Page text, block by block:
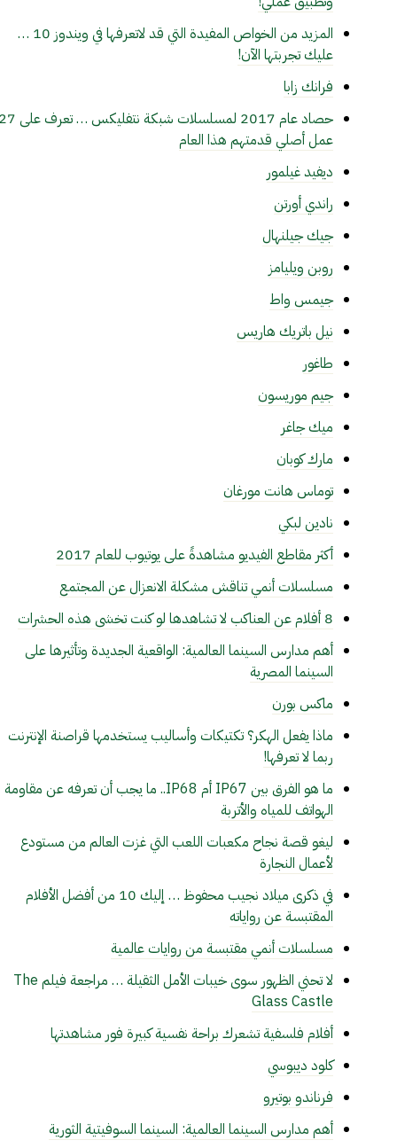
المزيد من الخواص المفيدة التي قد لاتعرفها في ويندوز 10 …
عليك تجربتها الآن!
فرانك زابا
حصاد عام 2017 لمسلسلات شبكة
عمل أصلي قدمتهم هذا العام
ديفيد غيلمور
راندي أورتن
جيك جيلنهال
روبن ويليامز
جيمس واط
نيل باتريك هاريس
طاغور
جيم موريسون
ميك جاغر
مارك كوبان
توماس هانت مورغان
نادين لبكي
أكثر مقاطع الفيديو مشاهدةً على يوتيوب للعام 2017
مسلسلات أنمي تناقش مشكلة الانعزال عن المجتمع
8 أفلام عن العناكب لا تشاهدها لو كنت تخشى هذه الحشرات
أهم مدارس السينما العالمية: الواقعية الجديدة وتأثيرها على
السينما المصرية
ماكس بورن
ماذا يفعل الهكر؟ تكتيكات وأساليب يستخدمها قراصنة الإنترنت
ربما لا تعرفها!
ما هو الفرق بين IP67 أم IP68.. ما يجب أن تعرفه عن مقاومة
الهواتف للمياه والأتربة
ليغو قصة نجاح مكعبات اللعب التي غزت العالم من مستودع
لأعمال النجارة
في ذكرى ميلاد نجيب محفوظ … إليك 10 من أفضل الأفلام
المقتبسة عن رواياته
مسلسلات أنمي مقتبسة من روايات عالمية
لا تحني الظهور سوى خيبات الأمل الثقيلة … مراجعة فيلم The
Glass Castle
أفلام فلسفية تشعرك براحة نفسية كبيرة فور مشاهدتها
كلود ديبوسي
فرناندو بوتيرو
أهم مدارس السينما العالمية: السينما السوفيتية الثورية